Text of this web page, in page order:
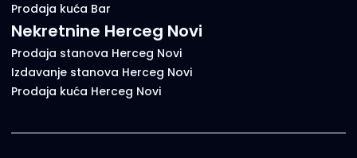
Prodaja kuća Bar
Nekretnine Herceg Novi
Prodaja stanova Herceg Novi
Izdavanje stanova Herceg Novi
Prodaja kuća Herceg Novi